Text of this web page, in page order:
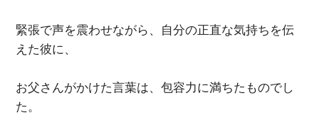
緊張で声を震わせながら、自分の正直な気持ちを伝
えた彼に、
お父さんがかけた言葉は、包容力に満ちたものでし
た。